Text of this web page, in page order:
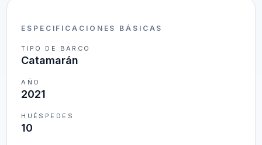
ESPECIFICACIONES BÁSICAS
TIPO DE BARCO
Catamarán
AÑO
2021
HUÉSPEDES
10